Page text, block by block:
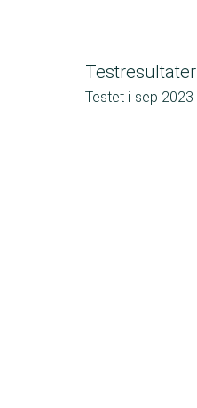
Testresultater
Testet i sep 2023